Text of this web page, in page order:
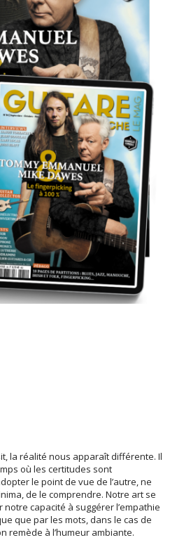
la réalité nous apparaît différente. Il
où les certitudes sont
le point de vue de l’autre, ne
de le comprendre. Notre art se
capacité à suggérer l’empathie
que par les mots, dans le cas de
remède à l’humeur ambiante.